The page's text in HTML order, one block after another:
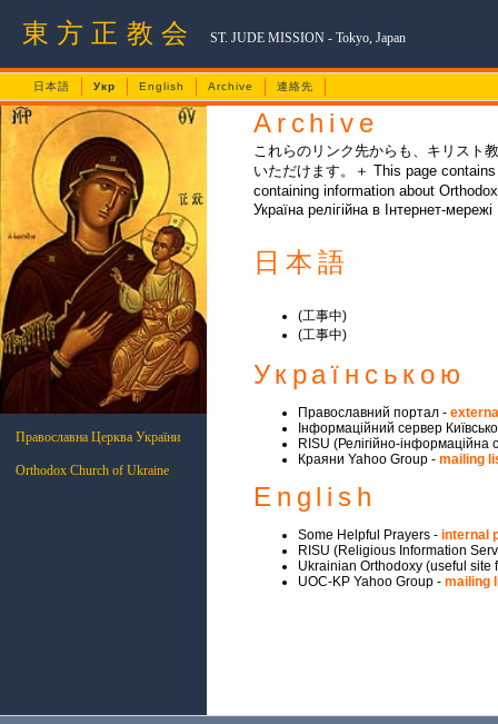
東方正教会ST. JUDE MISSION - Tokyo, Japan
日本語 Укр English Archive 連絡先
Православна Церква України
Orthodox Church of Ukraine
Archive
これらのリンク先からも、キリスト
いただけます。＋ This page
containing information about
Україна релігійна в Інтернет-мережі
日本語
(工事中)
(工事中)
Українською
Православний портал -
Інформаційний сервер
RISU (Релігійно-інформаційна
Краяни Yahoo Group - mailing
English
Some Helpful Prayers - internal
RISU (Religious Information
Ukrainian Orthodoxy (useful site
UOC-KP Yahoo Group - mailing